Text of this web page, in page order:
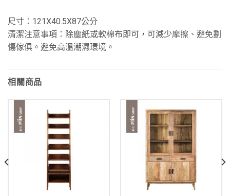
尺寸：121X40.5X87公分
清潔注意事項：除塵紙或軟棉布即可，可減少摩擦、避免劃
傷傢俱。避免高溫潮濕環境。
相關商品